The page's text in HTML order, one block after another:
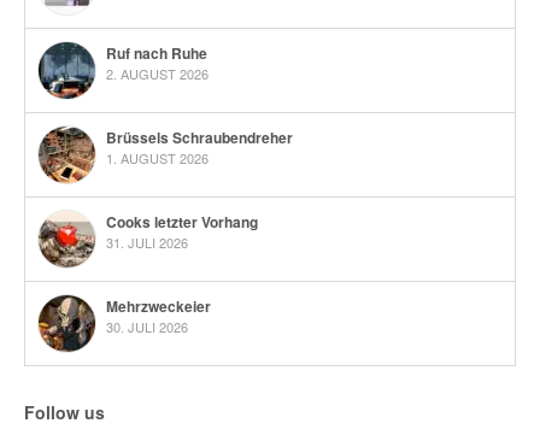
Ruf nach Ruhe
2. AUGUST 2026
Brüssels Schraubendreher
1. AUGUST 2026
Cooks letzter Vorhang
31. JULI 2026
Mehrzweckeier
30. JULI 2026
Follow us